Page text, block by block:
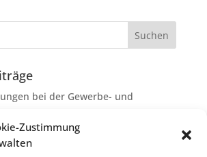
Zustimmung
bei der Gewerbe- und
Rechtsanwaltskosten bei Streit über
als